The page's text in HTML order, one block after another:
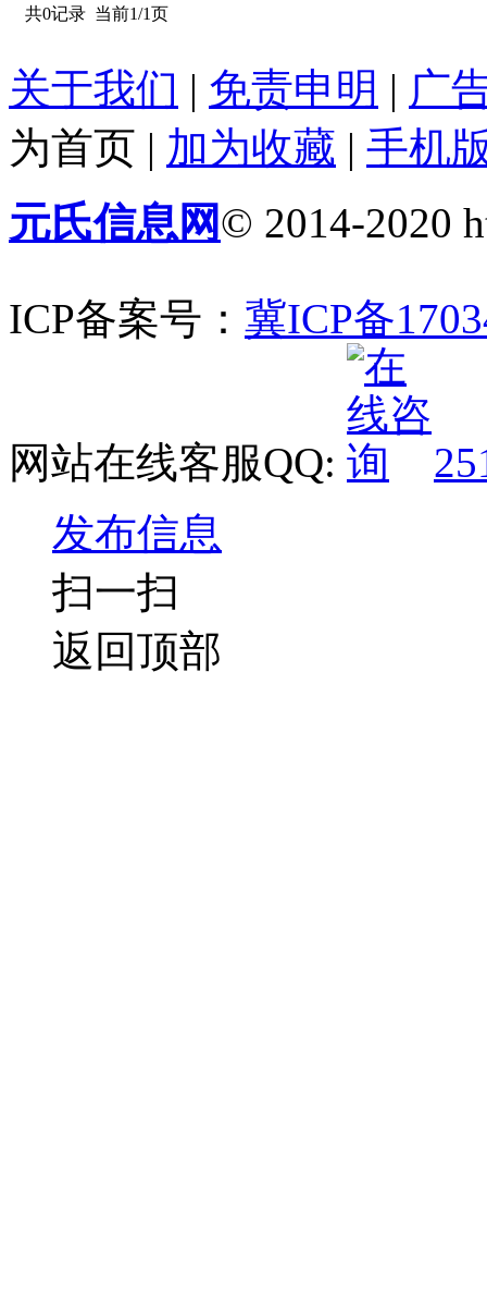
共0记录 当前1/1页
关于我们 | 免责申明 | 广
为首页 | 加为收藏 | 手机
元氏信息网© 2014-2020
ICP备案号： 冀ICP备
网站在线客服QQ:
发布信息
扫一扫
返回顶部